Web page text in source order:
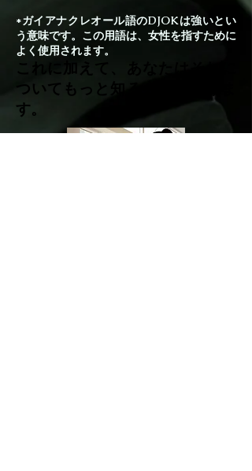
*ガイアナクレオール語のDJOKは強いとい
う意味です。この用語は、女性を指すために
よく使用されます。
ついてもっと知る必要がありま
す。